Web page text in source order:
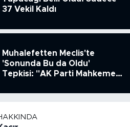
37 Vekil Kaldı
Muhalefetten Meclis'te
'Sonunda Bu da Oldu'
Tepkisi: "AK Parti Mahkeme
Kanun Çıkardı"